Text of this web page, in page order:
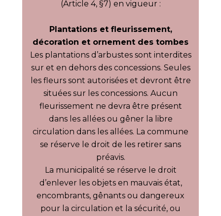
(Article 4, §7) en vigueur :
Plantations et fleurissement,
décoration et ornement des tombes
Les plantations d’arbustes sont interdites
sur et en dehors des concessions. Seules
les fleurs sont autorisées et devront être
situées sur les concessions. Aucun
fleurissement ne devra être présent
dans les allées ou gêner la libre
circulation dans les allées. La commune
se réserve le droit de les retirer sans
préavis.
La municipalité se réserve le droit
d’enlever les objets en mauvais état,
encombrants, gênants ou dangereux
pour la circulation et la sécurité, ou